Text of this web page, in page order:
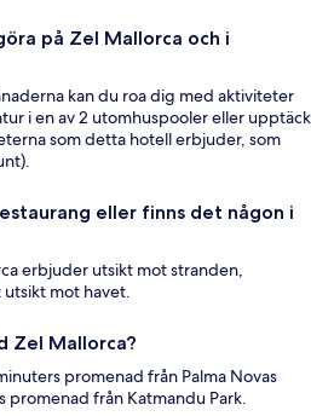
på Zel Mallorca och i
kan du roa dig med aktiviteter
i en av 2 utomhuspooler eller upptäck
som detta hotell erbjuder, som
eller finns det någon i
erbjuder utsikt mot stranden,
utsikt mot havet.
Zel Mallorca?
promenad från Palma Novas
promenad från Katmandu Park.